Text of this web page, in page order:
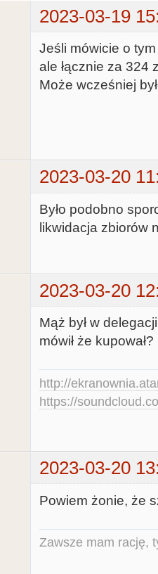
2023-03-19
Jeśli mówicie o
ale łącznie za 324
Może wcześniej
2023-03-20
Było podobno
likwidacja zbiorów
2023-03-20
Mąż był w
mówił że kupował?
http://
https://
2023-03-20
Powiem żonie, że
Zawsze mam rację,